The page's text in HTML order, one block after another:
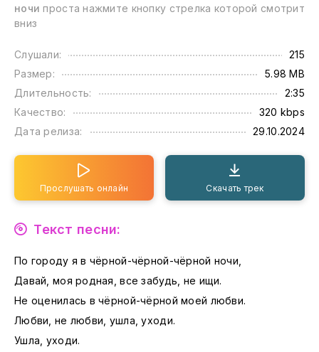
ночи проста нажмите кнопку стрелка которой смотрит
вниз
Слушали:
215
Размер:
5.98 MB
Длительность:
2:35
Качество:
320 kbps
Дата релиза:
29.10.2024
Прослушать онлайн Скачать трек
Текст песни:
По городу я в чёрной-чёрной-чёрной ночи,
Давай, моя родная, все забудь, не ищи.
Не оценилась в чёрной-чёрной моей любви.
Любви, не любви, ушла, уходи.
Ушла, уходи.